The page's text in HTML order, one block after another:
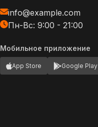
info@example.com
Пн-Вс: 9:00 - 21:00
Мобильное приложение
App Store Google Play